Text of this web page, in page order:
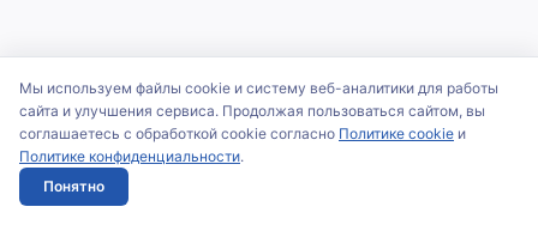
Мы используем файлы cookie и систему веб-аналитики для работы
сайта и улучшения сервиса. Продолжая пользоваться сайтом, вы
соглашаетесь с обработкой cookie согласно Политике cookie и
Политике конфиденциальности.
Понятно